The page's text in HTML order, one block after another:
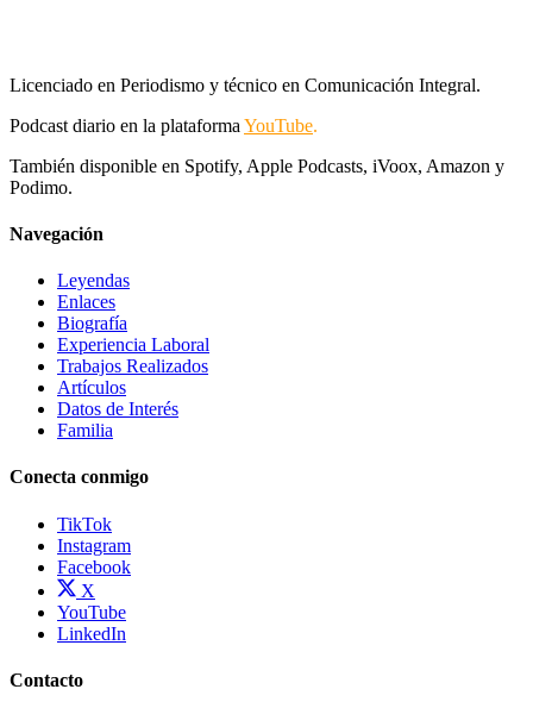
Licenciado en Periodismo y técnico en Comunicación Integral.
Podcast diario en la plataforma YouTube.
También disponible en Spotify, Apple Podcasts, iVoox, Amazon y
Podimo.
Navegación
Leyendas
Enlaces
Biografía
Experiencia Laboral
Trabajos Realizados
Artículos
Datos de Interés
Familia
Conecta conmigo
TikTok
Instagram
Facebook
X
YouTube
LinkedIn
Contacto